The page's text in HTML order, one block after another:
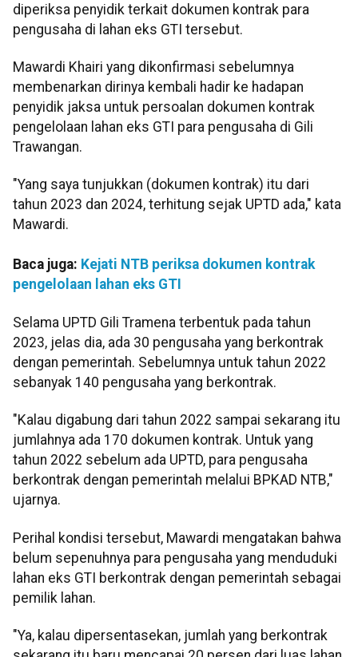
diperiksa penyidik terkait dokumen kontrak para
pengusaha di lahan eks GTI tersebut.
Mawardi Khairi yang dikonfirmasi sebelumnya
membenarkan dirinya kembali hadir ke hadapan
penyidik jaksa untuk persoalan dokumen kontrak
pengelolaan lahan eks GTI para pengusaha di Gili
Trawangan.
"Yang saya tunjukkan (dokumen kontrak) itu dari
tahun 2023 dan 2024, terhitung sejak UPTD ada," kata
Mawardi.
Baca juga: Kejati NTB periksa dokumen kontrak
pengelolaan lahan eks GTI
Selama UPTD Gili Tramena terbentuk pada tahun
2023, jelas dia, ada 30 pengusaha yang berkontrak
dengan pemerintah. Sebelumnya untuk tahun 2022
sebanyak 140 pengusaha yang berkontrak.
"Kalau digabung dari tahun 2022 sampai sekarang itu
jumlahnya ada 170 dokumen kontrak. Untuk yang
tahun 2022 sebelum ada UPTD, para pengusaha
berkontrak dengan pemerintah melalui BPKAD NTB,"
ujarnya.
Perihal kondisi tersebut, Mawardi mengatakan bahwa
belum sepenuhnya para pengusaha yang menduduki
lahan eks GTI berkontrak dengan pemerintah sebagai
pemilik lahan.
"Ya, kalau dipersentasekan, jumlah yang berkontrak